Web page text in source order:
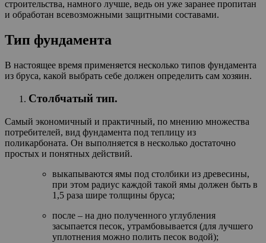
строительства, намного лучше, ведь он уже заранее пропитан
и обработан всевозможными защитными составами.
Тип фундамента
В настоящее время применяется несколько типов фундамента
из бруса, какой выбрать себе должен определить сам хозяин.
Столбчатый тип.
Самый экономичный и практичный, по мнению множества
потребителей, вид фундамента под теплицу из
поликарбоната. Он выполняется в несколько достаточно
простых и понятных действий.
выкапываются ямы под столбики из древесины,
при этом радиус каждой такой ямы должен быть в
1,5 раза шире толщины бруса;
после – на дно полученного углубления
засыпается песок, утрамбовывается (для лучшего
уплотнения можно полить песок водой);